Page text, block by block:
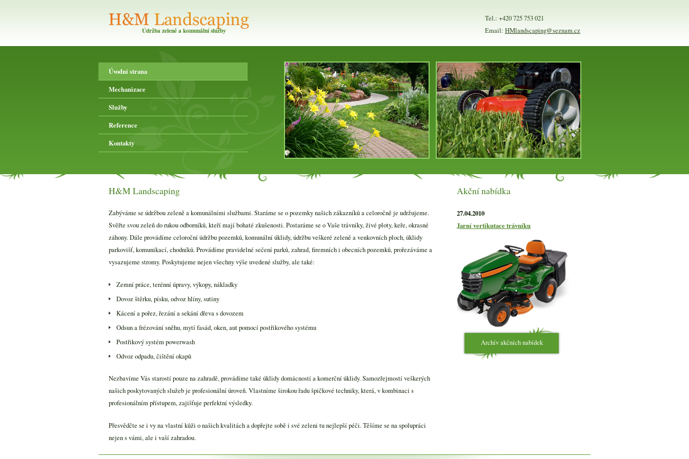
Údržba zeleně a komunální služby
Tel.: +420 725 753 021
Email: HMlandscaping@seznam.cz
Úvodní strana
Mechanizace
Služby
Reference
Kontakty
H&M Landscaping
Zabýváme se údržbou zeleně a komunálními službami. Staráme se o pozemky našich zákazníků a celoročně je udržujeme.
Svěřte svou zeleň do rukou odborníků, kteří mají bohaté zkušenosti. Postaráme se o Vaše trávníky, živé ploty, keře, okrasné
záhony. Dále provádíme celoroční údržbu pozemků, komunální úklidy, údržbu veškeré zeleně a venkovních ploch, úklidy
parkovišť, komunikací, chodníků. Provádíme pravidelné sečení parků, zahrad, firemních i obecních pozemků, prořezáváme a
vysazujeme stromy. Poskytujeme nejen všechny výše uvedené služby, ale také:
Zemní práce, terénní úpravy, výkopy, nákladky
Dovoz štěrku, písku, odvoz hlíny, sutiny
Kácení a pořez, řezání a sekání dřeva s dovozem
Odsun a frézování sněhu, mytí fasád, oken, aut pomocí postřikového systému
Postřikový systém powerwash
Odvoz odpadu, čištění okapů
Nezbavíme Vás starostí pouze na zahradě, provádíme také úklidy domácností a komerční úklidy. Samozřejmostí veškerých
našich poskytovaných služeb je profesionální úroveň. Vlastníme širokou řadu špičkové techniky, která, v kombinaci s
profesionálním přístupem, zajišťuje perfektní výsledky.
Přesvědčte se i vy na vlastní kůži o našich kvalitách a dopřejte sobě i své zeleni tu nejlepší péči. Těšíme se na spolupráci
nejen s vámi, ale i vaší zahradou.
Akční nabídka
27.04.2010
Jarní vertikutace trávníku
Archív akčních nabídek